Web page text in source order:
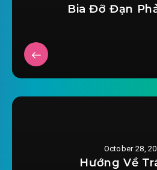
Bia Đỡ Đạn
October 28,
Hướng Về